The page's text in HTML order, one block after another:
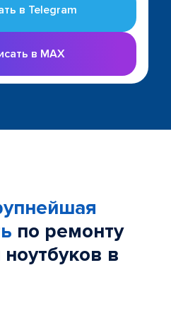
в Telegram
в MAX
по ремонту
в